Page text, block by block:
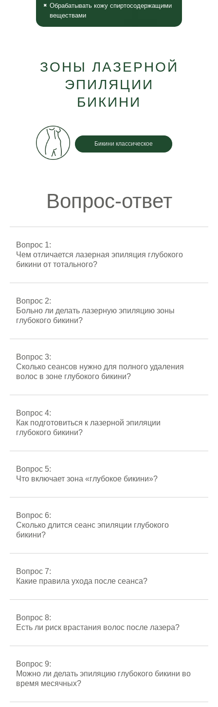
Обрабатывать кожу спиртосодержащими
веществами
✖
ЗОНЫ ЛАЗЕРНОЙ
ЭПИЛЯЦИИ
БИКИНИ
Бикини классическое
Вопрос-ответ
Вопрос 1:
Чем отличается лазерная эпиляция глубокого
бикини от тотального?
Вопрос 2:
Больно ли делать лазерную эпиляцию зоны
глубокого бикини?
Вопрос 3:
Сколько сеансов нужно для полного удаления
волос в зоне глубокого бикини?
Вопрос 4:
Как подготовиться к лазерной эпиляции
глубокого бикини?
Вопрос 5:
Что включает зона «глубокое бикини»?
Вопрос 6:
Сколько длится сеанс эпиляции глубокого
бикини?
Вопрос 7:
Какие правила ухода после сеанса?
Вопрос 8:
Есть ли риск врастания волос после лазера?
Вопрос 9:
Можно ли делать эпиляцию глубокого бикини во
время месячных?